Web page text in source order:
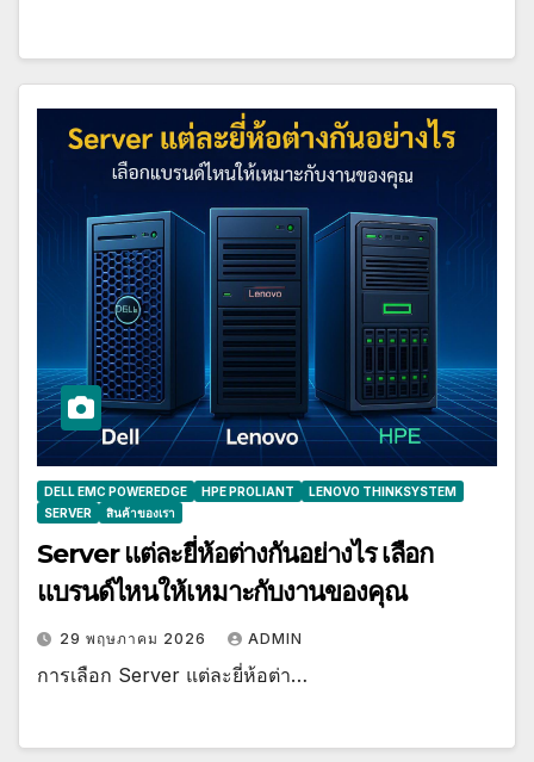
DELL EMC POWEREDGE HPE PROLIANT
LENOVO THINKSYSTEM
SERVER
สินค้าของเรา
Server แต่ละยี่ห้อต่างกันอย่างไร เลือก
แบรนด์ไหนให้เหมาะกับงานของคุณ
29 พฤษภาคม 2026 ADMIN
การเลือก Server แต่ละยี่ห้อต่า…